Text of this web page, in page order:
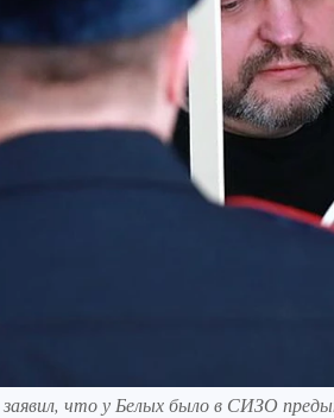
что у Белых было в СИЗО